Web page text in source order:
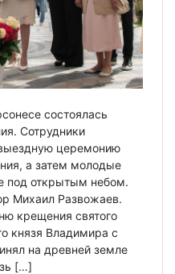
состоялась
Сотрудники
церемонию
а затем молодые
под открытым небом.
Михаил Развожаев.
крещения святого
князя Владимира с
на древней земле
[…]